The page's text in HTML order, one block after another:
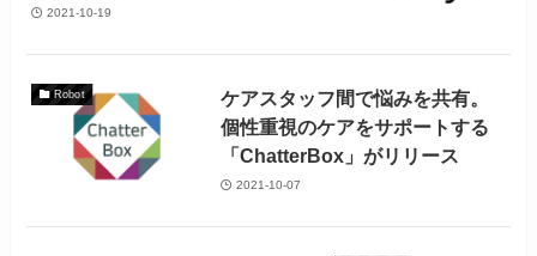
2021-10-19
Robot
ケアスタッフ間で悩みを共有。
個性重視のケアをサポートする
「ChatterBox」がリリース
2021-10-07